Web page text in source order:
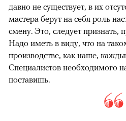
давно не сущест­вует, в их
мастера берут на себя роль
смену. Это, следует признать,
Надо иметь в виду, что на
производстве, как наше,
Специалистов необходимого
поставишь.